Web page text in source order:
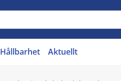
Hållbarhet Aktuellt